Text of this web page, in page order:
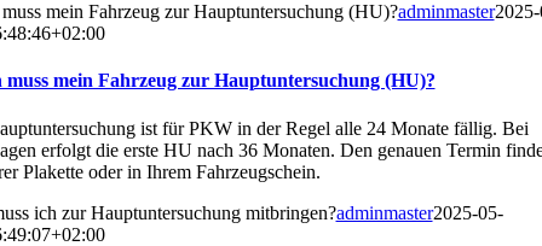
mein Fahrzeug zur Hauptuntersuchung (HU)?adminmaster
muss mein Fahrzeug zur Hauptuntersuchung (HU)?
ist für PKW in der Regel alle 24 Monate fällig. Bei
erfolgt die erste HU nach 36 Monaten. Den genauen Termin
Plakette oder in Ihrem Fahrzeugschein.
ich zur Hauptuntersuchung mitbringen?adminmaster2025-05-